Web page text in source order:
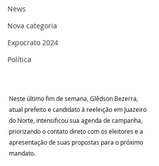
News
Nova categoria
Expocrato 2024
Política
Neste último fim de semana, Glêdson Bezerra,
atual prefeito e candidato à reeleição em Juazeiro
do Norte, intensificou sua agenda de campanha,
priorizando o contato direto com os eleitores e a
apresentação de suas propostas para o próximo
mandato.